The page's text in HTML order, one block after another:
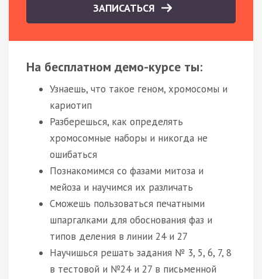
ЗАПИСАТЬСЯ
На бесплатном демо-курсе ты:
Узнаешь, что такое геном, хромосомы и
кариотип
Разберешься, как определять
хромосомные наборы и никогда не
ошибаться
Познакомимся со фазами митоза и
мейоза и научимся их различать
Сможешь пользоваться печатными
шпаргалками для обоснования фаз и
типов деления в линии 24 и 27
Научишься решать задания № 3, 5, 6, 7, 8
в тестовой и №24 и 27 в письменной